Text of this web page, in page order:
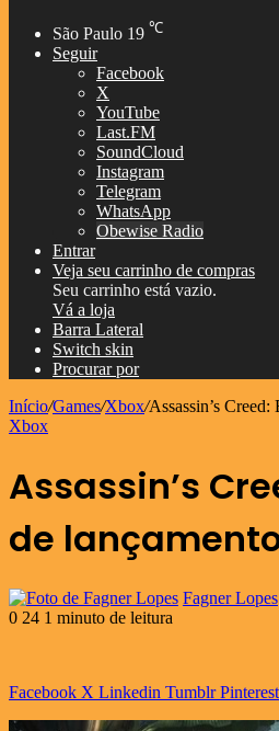
São Paulo 19 ℃
Seguir
Facebook
X
YouTube
Last.FM
SoundCloud
Instagram
Telegram
WhatsApp
Obewise Radio
Entrar
Veja seu carrinho de compras
Seu carrinho está vazio.
Vá a loja
Barra Lateral
Switch skin
Procurar por
Início/Games/Xbox/Assassin’s
Xbox
Assassin’s
de
Fagner Lopes
0 24 1 minuto de leitura
Facebook X Linkedin Tumblr Pinterest